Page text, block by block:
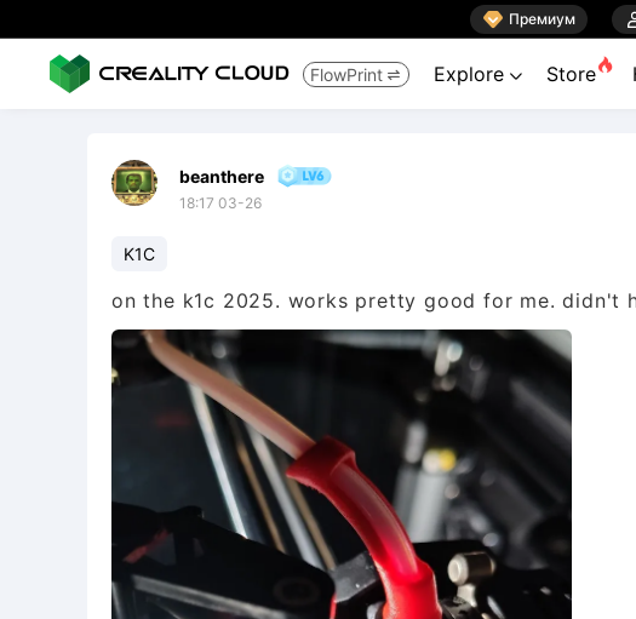
 Премиум
FlowPrint  Explore  Store
beanthere
18:17 03-26
K1C
on the k1c 2025. works pretty good for me. didn't